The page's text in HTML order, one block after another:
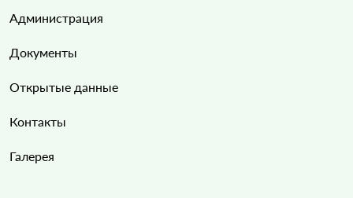
Администрация
Документы
Открытые данные
Контакты
Галерея